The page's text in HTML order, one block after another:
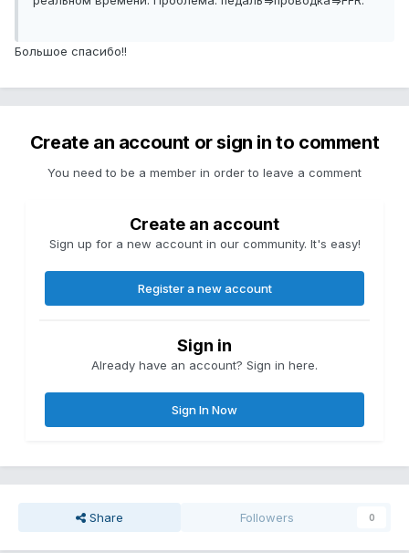
Большое спасибо!!
Create an account or sign in to comment
You need to be a member in order to leave a comment
Create an account
Sign up for a new account in our community. It's easy!
Register a new account
Sign in
Already have an account? Sign in here.
Sign In Now
Share Followers 0